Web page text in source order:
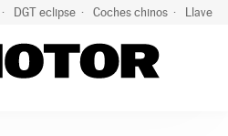
DGT eclipse Coches chinos Llaves